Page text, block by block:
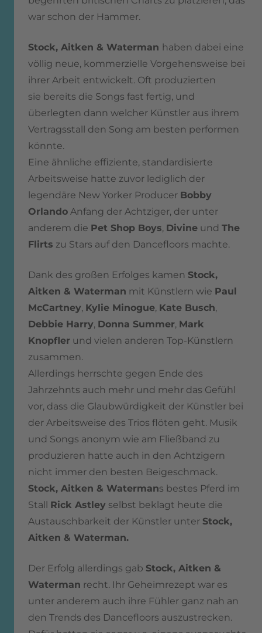
war schon der Hammer.
Stock, Aitken & Waterman haben dabei eine
völlig neue, kommerzielle Vorgehensweise bei
ihrer Arbeit entwickelt. Oft produzierten
sie bereits die Songs fast fertig, und
überlegten dann welcher Künstler aus ihrem
Vertragsstall den Song am besten performen
könnte.
Eine ähnliche effiziente, standardisierte
Arbeitsweise hatte zuvor lediglich der
legendäre New Yorker Producer Bobby
Orlando Anfang der Achtziger, der unter
anderem die Pet Shop Boys, Divine und The
Flirts zu Stars auf den Dancefloors machte.
Dank des großen Erfolges kamen Stock,
Aitken & Waterman mit Künstlern wie Paul
McCartney, Kylie Minogue, Kate Busch,
Debbie Harry, Donna Summer, Mark
Knopfler und vielen anderen Top-Künstlern
zusammen.
Allerdings herrschte gegen Ende des
Jahrzehnts auch mehr und mehr das Gefühl
vor, dass die Glaubwürdigkeit der Künstler bei
der Arbeitsweise des Trios flöten geht. Musik
und Songs anonym wie am Fließband zu
produzieren hatte auch in den Achtzigern
nicht immer den besten Beigeschmack.
Stock, Aitken & Watermans bestes Pferd im
Stall Rick Astley selbst beklagt heute die
Austauschbarkeit der Künstler unter Stock,
Aitken & Waterman.
Der Erfolg allerdings gab Stock, Aitken &
Waterman recht. Ihr Geheimrezept war es
unter anderem auch ihre Fühler ganz nah an
den Trends des Dancefloors auszustrecken.